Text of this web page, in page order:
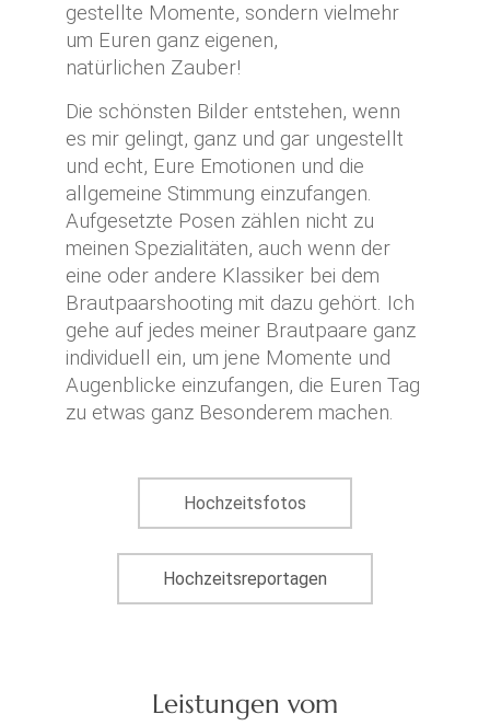
gestellte Momente, sondern vielmehr
um Euren ganz eigenen,
natürlichen Zauber!
Die schönsten Bilder entstehen, wenn
es mir gelingt, ganz und gar ungestellt
und echt, Eure Emotionen und die
allgemeine Stimmung einzufangen.
Aufgesetzte Posen zählen nicht zu
meinen Spezialitäten, auch wenn der
eine oder andere Klassiker bei dem
Brautpaarshooting mit dazu gehört. Ich
gehe auf jedes meiner Brautpaare ganz
individuell ein, um jene Momente und
Augenblicke einzufangen, die Euren Tag
zu etwas ganz Besonderem machen.
Hochzeitsfotos
Hochzeitsreportagen
Leistungen vom